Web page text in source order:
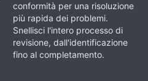
conformità per una risoluzione
più rapida dei problemi.
Snellisci l'intero processo di
revisione, dall'identificazione
fino al completamento.